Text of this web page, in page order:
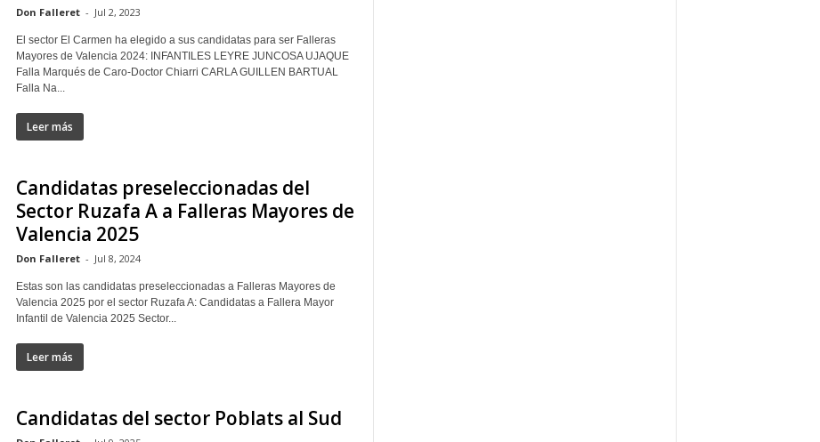
Don Falleret - Jul 2, 2023
El sector El Carmen ha elegido a sus candidatas para ser Falleras
Mayores de Valencia 2024: INFANTILES LEYRE JUNCOSA UJAQUE
Falla Marqués de Caro-Doctor Chiarri CARLA GUILLEN BARTUAL
Falla Na...
Leer más
Candidatas preseleccionadas del
Sector Ruzafa A a Falleras Mayores de
Valencia 2025
Don Falleret - Jul 8, 2024
Estas son las candidatas preseleccionadas a Falleras Mayores de
Valencia 2025 por el sector Ruzafa A: Candidatas a Fallera Mayor
Infantil de Valencia 2025 Sector...
Leer más
Candidatas del sector Poblats al Sud